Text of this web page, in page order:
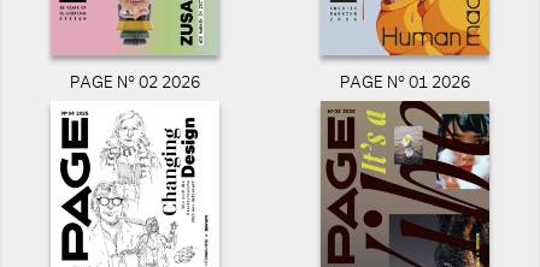
PAGE N° 02 2026 PAGE N° 01 2026